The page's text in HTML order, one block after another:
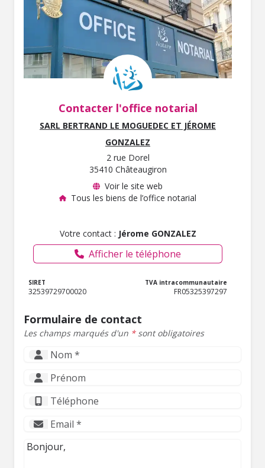
Contacter l'office notarial
SARL BERTRAND LE MOGUEDEC ET JÉROME
GONZALEZ
2 rue Dorel
35410 Châteaugiron
Voir le site web
Tous les biens de l’office notarial
Votre contact : Jérome GONZALEZ
Afficher le téléphone
SIRET
32539729700020
TVA intracommunautaire
FR05325397297
Formulaire de contact
Les champs marqués d'un *sont obligatoires